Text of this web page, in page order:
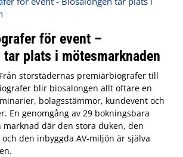
för event –
tar plats i mötesmarknaden
Från storstädernas premiärbiografer till
blir biosalongen allt oftare en
bolagsstämmor, kundevent och
En genomgång av 29 bokningsbara
marknad där den stora duken, den
den inbyggda AV-miljön är själva